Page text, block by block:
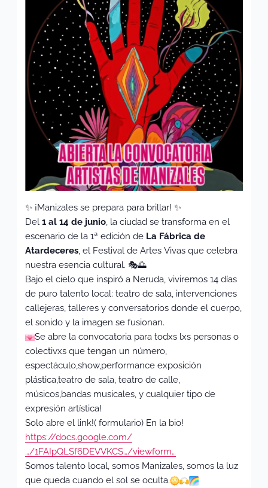
✨ ¡Manizales se prepara para brillar! ✨
Del1 al 14 de junio , la ciudad se transforma en el
escenario de la 1ª edición de La Fábrica de
Atardeceres , el Festival de Artes Vivas que celebra
nuestra esencia cultural. 🎭🌅
Bajo el cielo que inspiró a Neruda, viviremos 14 días
de puro talento local: teatro de sala, intervenciones
callejeras, talleres y conversatorios donde el cuerpo,
el sonido y la imagen se fusionan.
Se abre la convocatoria para todxs lxs personas o
colectivxs que tengan un número,
espectáculo,show,performance exposición
plástica,teatro de sala, teatro de calle,
músicos,bandas musicales, y cualquier tipo de
expresión artística!
Solo abre el link!( formulario) En la bio!
https://docs.google.com/
…/1FAIpQLSf6DEVVKCS…/viewform…
Somos talento local, somos Manizales, somos la luz
que queda cuando el sol se oculta.